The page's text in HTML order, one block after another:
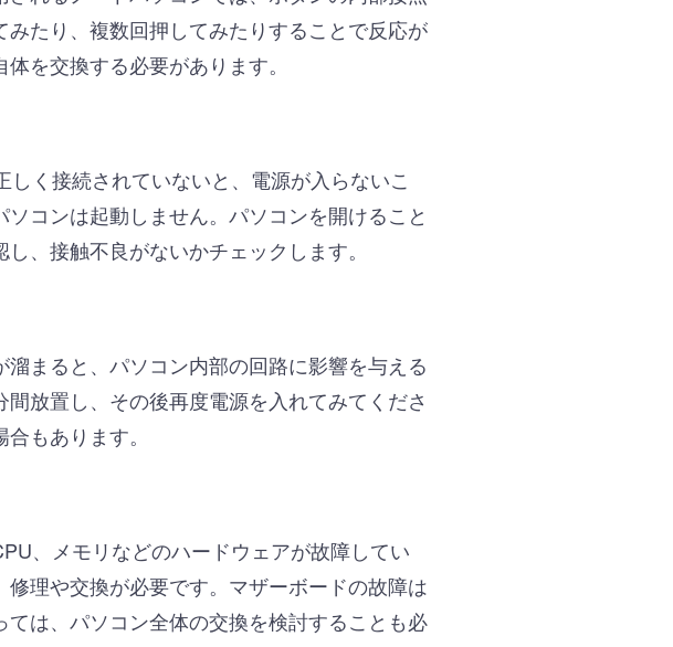
たり、複数回押してみたりすることで反応が
を交換する必要があります。
く接続されていないと、電源が入らないこ
コンは起動しません。パソコンを開けること
、接触不良がないかチェックします。
まると、パソコン内部の回路に影響を与える
放置し、その後再度電源を入れてみてくださ
もあります。
、メモリなどのハードウェアが故障してい
理や交換が必要です。マザーボードの故障は
は、パソコン全体の交換を検討することも必